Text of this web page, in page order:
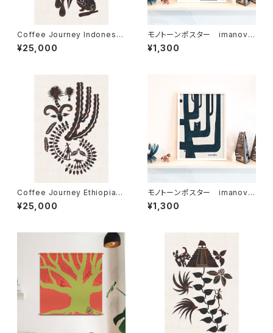
Coffee Journey Indonesia
7枚限定（フレーム・サイン・エ
ディションNO.付）
¥25,000
モノトーンポスター imanova
Tree 1
¥1,300
Coffee Journey Ethiopia
7枚限定（フレーム・サイン・エデ
ィションNO.付）
¥25,000
モノトーンポスター imanova
Tree 2
¥1,300